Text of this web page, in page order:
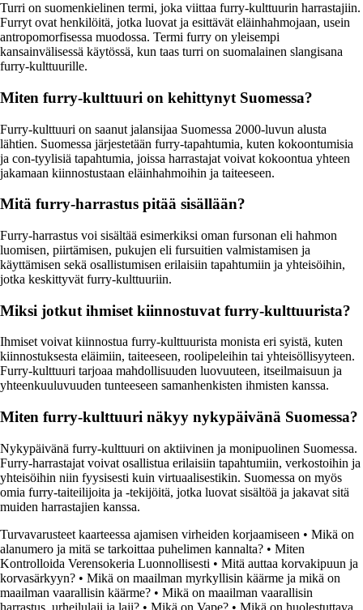
Turri on suomenkielinen termi, joka viittaa furry-kulttuurin harrastajiin.
Furryt ovat henkilöitä, jotka luovat ja esittävät eläinhahmojaan, usein
antropomorfisessa muodossa. Termi furry on yleisempi
kansainvälisessä käytössä, kun taas turri on suomalainen slangisana
furry-kulttuurille.
Miten furry-kulttuuri on kehittynyt Suomessa?
Furry-kulttuuri on saanut jalansijaa Suomessa 2000-luvun alusta
lähtien. Suomessa järjestetään furry-tapahtumia, kuten kokoontumisia
ja con-tyylisiä tapahtumia, joissa harrastajat voivat kokoontua yhteen
jakamaan kiinnostustaan eläinhahmoihin ja taiteeseen.
Mitä furry-harrastus pitää sisällään?
Furry-harrastus voi sisältää esimerkiksi oman fursonan eli hahmon
luomisen, piirtämisen, pukujen eli fursuitien valmistamisen ja
käyttämisen sekä osallistumisen erilaisiin tapahtumiin ja yhteisöihin,
jotka keskittyvät furry-kulttuuriin.
Miksi jotkut ihmiset kiinnostuvat furry-kulttuurista?
Ihmiset voivat kiinnostua furry-kulttuurista monista eri syistä, kuten
kiinnostuksesta eläimiin, taiteeseen, roolipeleihin tai yhteisöllisyyteen.
Furry-kulttuuri tarjoaa mahdollisuuden luovuuteen, itseilmaisuun ja
yhteenkuuluvuuden tunteeseen samanhenkisten ihmisten kanssa.
Miten furry-kulttuuri näkyy nykypäivänä Suomessa?
Nykypäivänä furry-kulttuuri on aktiivinen ja monipuolinen Suomessa.
Furry-harrastajat voivat osallistua erilaisiin tapahtumiin, verkostoihin ja
yhteisöihin niin fyysisesti kuin virtuaalisestikin. Suomessa on myös
omia furry-taiteilijoita ja -tekijöitä, jotka luovat sisältöä ja jakavat sitä
muiden harrastajien kanssa.
Turvavarusteet kaarteessa ajamisen virheiden korjaamiseen • Mikä on
alanumero ja mitä se tarkoittaa puhelimen kannalta? • Miten
Kontrolloida Verensokeria Luonnollisesti • Mitä auttaa korvakipuun ja
korvasärkyyn? • Mikä on maailman myrkyllisin käärme ja mikä on
maailman vaarallisin käärme? • Mikä on maailman vaarallisin
harrastus, urheilulaji ja laji? • Mikä on Vape? • Mikä on huolestuttava